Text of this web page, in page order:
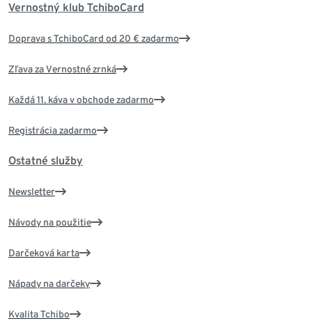
Vernostný klub TchiboCard
Doprava s TchiboCard od 20 € zadarmo
Zľava za Vernostné zrnká
Každá 11. káva v obchode zadarmo
Registrácia zadarmo
Ostatné služby
Newsletter
Návody na použitie
Darčeková karta
Nápady na darčeky
Kvalita Tchibo